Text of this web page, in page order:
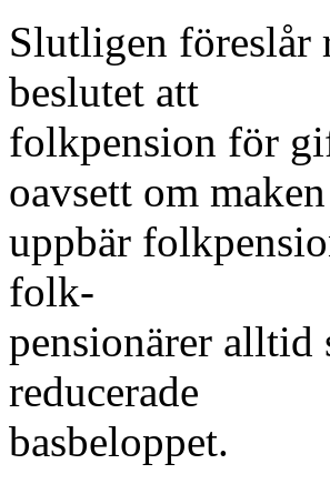
Slutligen föreslår
beslutet att
folkpension för
oavsett om maken
uppbär
folk-
pensionärer alltid
reducerade
basbeloppet.